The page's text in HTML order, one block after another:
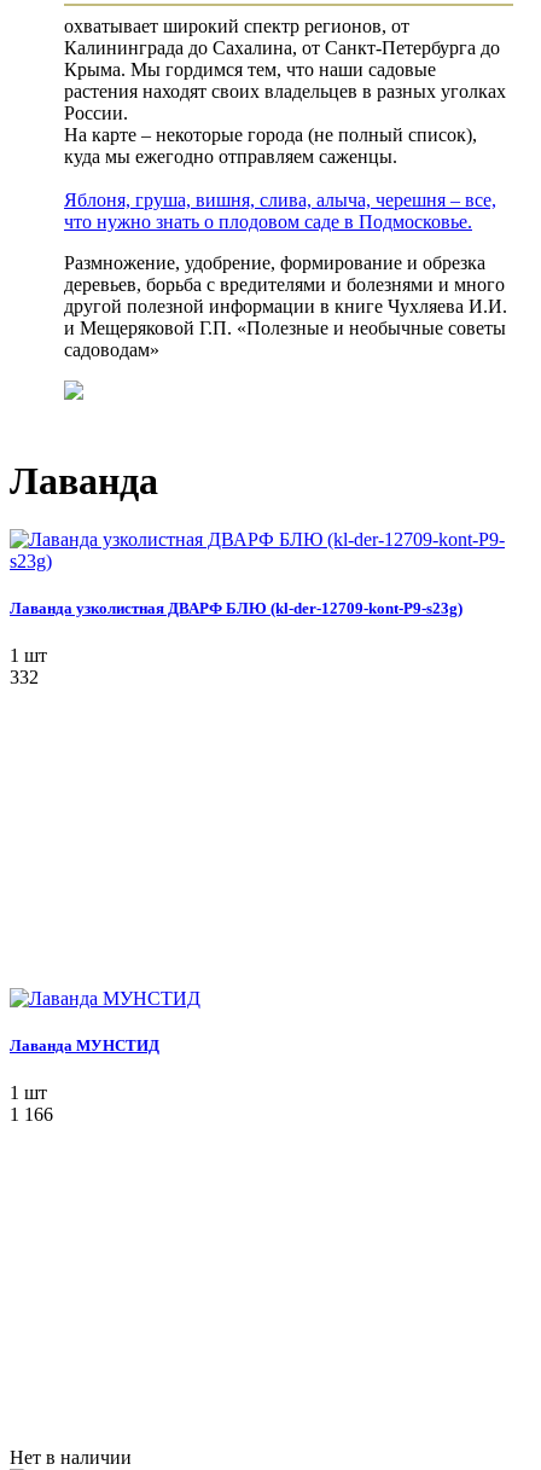
охватывает широкий спектр регионов, от
Калининграда до Сахалина, от Санкт-Петербурга до
Крыма. Мы гордимся тем, что наши садовые
растения находят своих владельцев в разных уголках
России.
На карте – некоторые города (не полный список),
куда мы ежегодно отправляем саженцы.
Яблоня, груша, вишня, слива, алыча, черешня – все,
что нужно знать о плодовом саде в Подмосковье.
Размножение, удобрение, формирование и обрезка
деревьев, борьба с вредителями и болезнями и много
другой полезной информации в книге Чухляева И.И.
и Мещеряковой Г.П. «Полезные и необычные советы
садоводам»
Лаванда
Лаванда узколистная ДВАРФ БЛЮ (kl-der-12709-kont-P9-s23g)
1 шт
332
Лаванда МУНСТИД
1 шт
1 166
Нет в наличии